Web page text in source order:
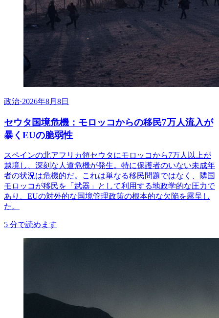
政治·2026年8月8日
セウタ国境危機：モロッコからの移民7万人流入が
暴くEUの脆弱性
スペインの北アフリカ領セウタにモロッコから7万人以上が
越境し、深刻な人道危機が発生。特に保護者のいない未成年
者の状況は危機的だ。これは単なる移民問題ではなく、隣国
モロッコが移民を「武器」として利用する地政学的な圧力で
あり、EUの対外的な国境管理政策の根本的な欠陥を露呈し
た。
5 分で読めます